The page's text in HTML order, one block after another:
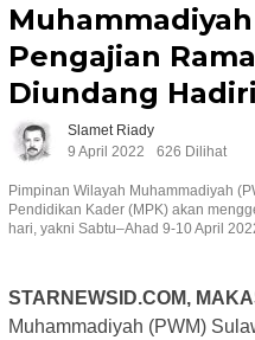
Pengajian
Diundang
Slamet Riady
9 April 2022
626 Dilihat
Pimpinan Wilayah Muhammadiyah
Pendidikan Kader (MPK) akan
hari, yakni Sabtu–Ahad 9-10 April
STARNEWSID.COM,
Muhammadiyah (PWM)